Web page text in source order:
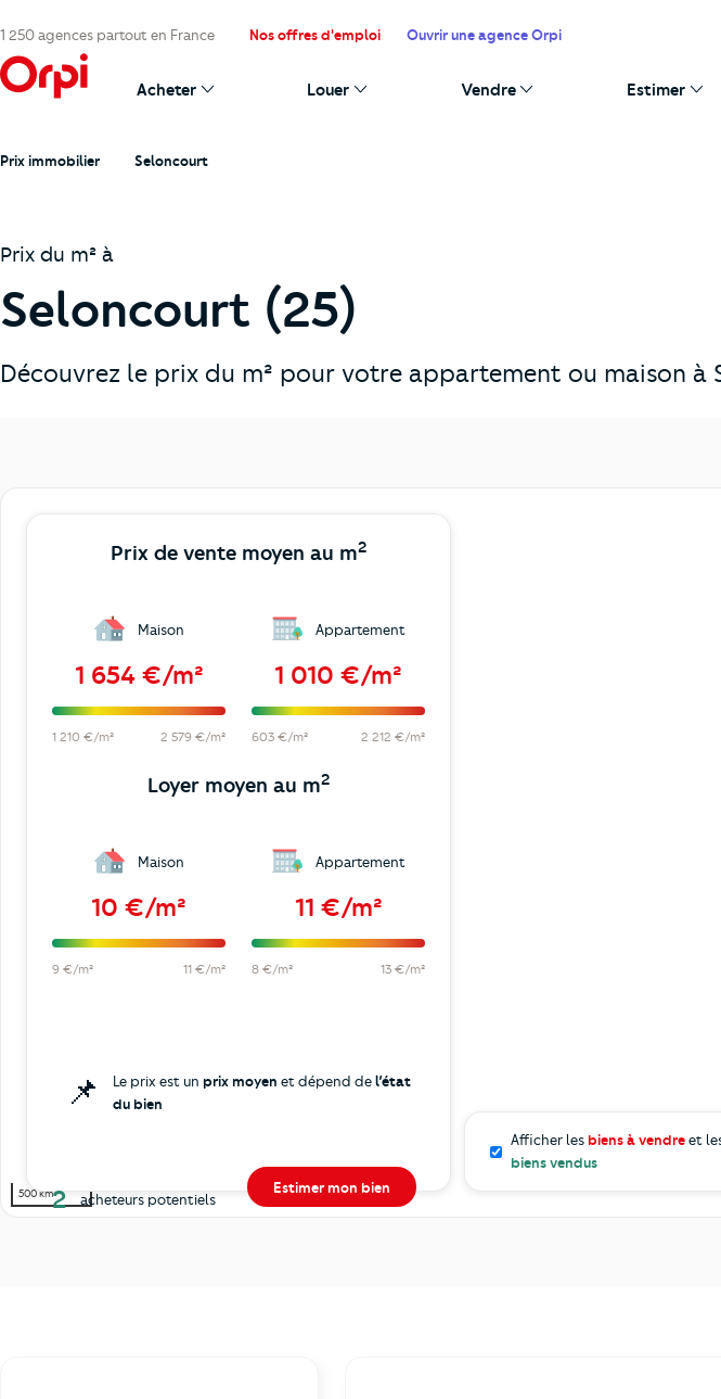
1 250 agences partout en France Nos offres d'emploi Ouvrir une agence Orpi
Acheter Louer Vendre Estimer
Prix immobilier Seloncourt
Prix du m² à
Seloncourt (25)
Découvrez le prix du m² pour votre appartement ou maison
Prix de vente moyen au m2
Maison
1 654 €/m²
1 210 €/m² 2 579 €/m²
Appartement
1 010 €/m²
603 €/m² 2 212 €/m²
Loyer moyen au m2
Maison
10 €/m²
9 €/m² 11 €/m²
Appartement
11 €/m²
8 €/m² 13 €/m²
📌 Le prix est un prix moyen et dépend del’état
du bien
2 acheteurs potentiels
Estimer mon bien
500 km
Afficher les biens à vendreet
biens vendus